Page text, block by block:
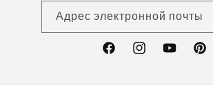
Адрес электронной почты
FacebookInstagramYouTube